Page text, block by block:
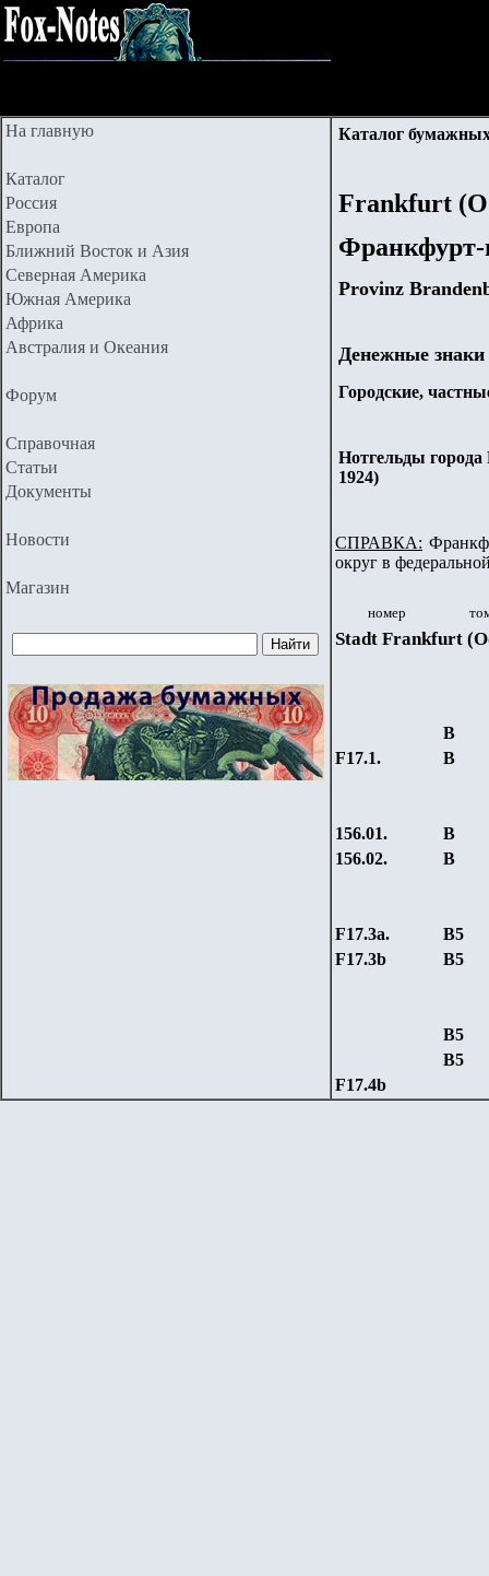
На главную
Каталог
Россия
Европа
Ближний Восток и Азия
Северная Америка
Южная Америка
Африка
Австралия и Океания
Форум
Справочная
Статьи
Документы
Новости
Магазин
Каталог
Frankfurt
Франкфурт-
Provinz
Денежные знаки
Городские,
Нотгельды
1924)
СПРАВКА:
округ в
номер
Stadt Frankfurt
В
F17.1.
В
156.01.
В
156.02.
В
F17.3a.
В5
F17.3b
В5
В5
В5
F17.4b